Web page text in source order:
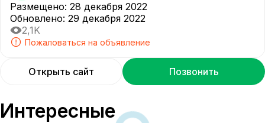
Размещено: 28 декабря 2022
Обновлено: 29 декабря 2022
2,1K
Пожаловаться на объявление
Позвонить
Открыть сайт
Интересные